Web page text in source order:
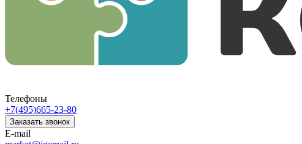
Телефоны
+7(495)665-23-80
Заказать звонок
E-mail